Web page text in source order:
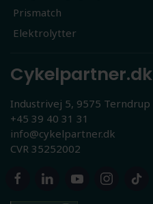
Prismatch
Elektrolytter
Cykelpartner.dk
Industrivej 5, 9575 Terndrup
+45 39 40 31 31
info@cykelpartner.dk
CVR 35252002